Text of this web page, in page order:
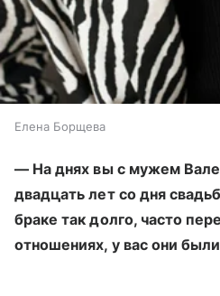
Елена Борщева
— На днях вы с мужем
двадцать лет со дня
браке так долго, часто
отношениях, у вас они